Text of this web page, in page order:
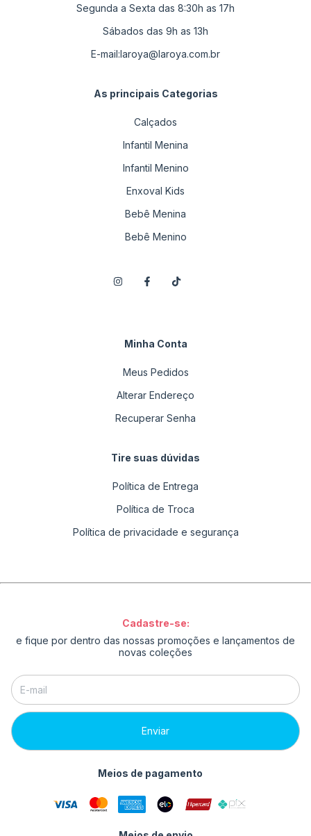
Segunda a Sexta das 8:30h as 17h
Sábados das 9h as 13h
E-mail:laroya@laroya.com.br
As principais Categorias
Calçados
Infantil Menina
Infantil Menino
Enxoval Kids
Bebê Menina
Bebê Menino
Minha Conta
Meus Pedidos
Alterar Endereço
Recuperar Senha
Tire suas dúvidas
Política de Entrega
Política de Troca
Política de privacidade e segurança
Cadastre-se:
e fique por dentro das nossas promoções e lançamentos de
novas coleções
Meios de pagamento